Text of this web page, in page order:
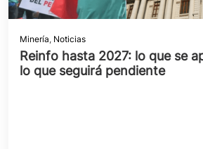
Minería, Noticias
Reinfo hasta 2027: lo que se
lo que seguirá pendiente